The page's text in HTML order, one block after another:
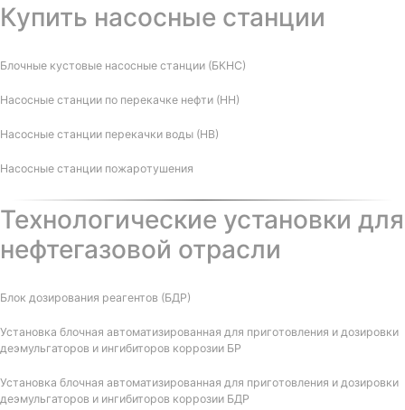
Купить насосные станции
Блочные кустовые насосные станции (БКНС)
Насосные станции по перекачке нефти (НН)
Насосные станции перекачки воды (НВ)
Насосные станции пожаротушения
Технологические установки для
нефтегазовой отрасли
Блок дозирования реагентов (БДР)
Установка блочная автоматизированная для приготовления и дозировки
деэмульгаторов и ингибиторов коррозии БР
Установка блочная автоматизированная для приготовления и дозировки
деэмульгаторов и ингибиторов коррозии БДР